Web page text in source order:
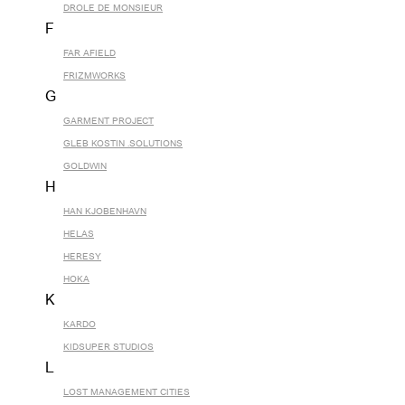
DROLE DE MONSIEUR
F
FAR AFIELD
FRIZMWORKS
G
GARMENT PROJECT
GLEB KOSTIN .SOLUTIONS
GOLDWIN
H
HAN KJOBENHAVN
HELAS
HERESY
HOKA
K
KARDO
KIDSUPER STUDIOS
L
LOST MANAGEMENT CITIES